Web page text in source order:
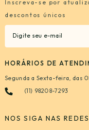
Inscreva-se por
descontos únicos
HORÁRIOS DE
Segunda a Sexta-feira, das
(11) 98208-7293
NOS SIGA NAS